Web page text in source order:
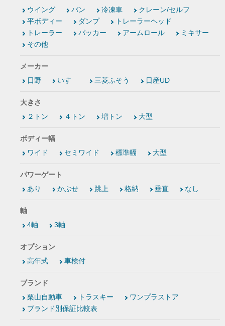
ウイング
バン 冷凍車
クレーン/セルフ
平ボディー
ダンプ
トレーラーヘッド
トレーラー
パッカー アームロール
ミキサー
その他
メーカー
日野
いすゞ 三菱ふそう 日産UD
大きさ
２トン
４トン 増トン 大型
ボディー幅
ワイド
セミワイド 標準幅 大型
パワーゲート
あり
かぶせ 跳上 格納 垂直 なし
軸
4軸
3軸
オプション
高年式
車検付
ブランド
栗山自動車
トラスキー
ワンプラストア
ブランド別保証比較表